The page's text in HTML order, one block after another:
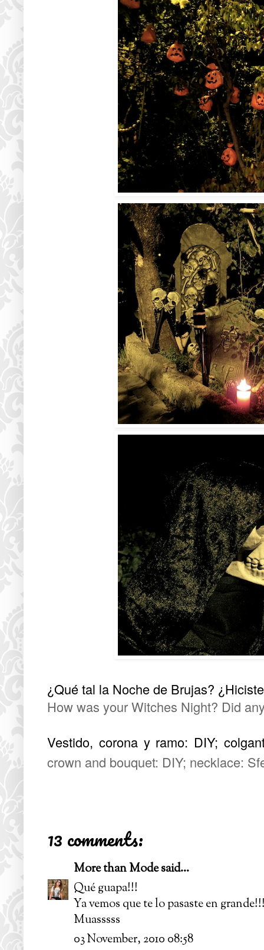
¿Qué tal la Noche de Brujas?
How was your Witches Night? Did
Vestido, corona y ramo: DIY;
crown and bouquet: DIY; necklace:
13 comments:
More than Modesaid...
Qué guapa!!!
Ya vemos que te lo pasaste en
Muasssss
03 November, 2010 08:58